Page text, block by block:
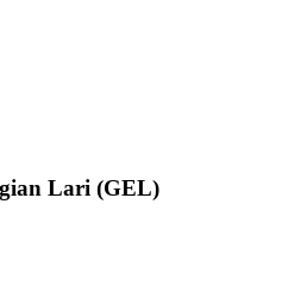
Lari (GEL)